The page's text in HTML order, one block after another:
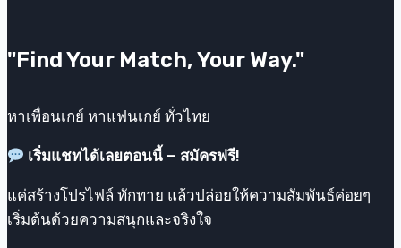
Pantip
แอ
"Find Your Match, Your Way."
หาเพื่อนเกย์ หาแฟนเกย์ ทั่วไทย
เริ่มแชทได้เลยตอนนี้ – สมัครฟรี!
แค่สร้างโปรไฟล์ ทักทาย แล้วปล่อยให้ความสัมพันธ์ค่อยๆ
เริ่มต้นด้วยความสนุกและจริงใจ